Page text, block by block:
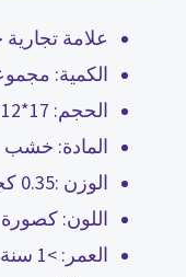
علامة تجارية
الكمية:
الحجم: 17*12*3 سم
المادة: خشب
الوزن :0.35 كجم
اللون: كصورة
العمر: >1 سنة